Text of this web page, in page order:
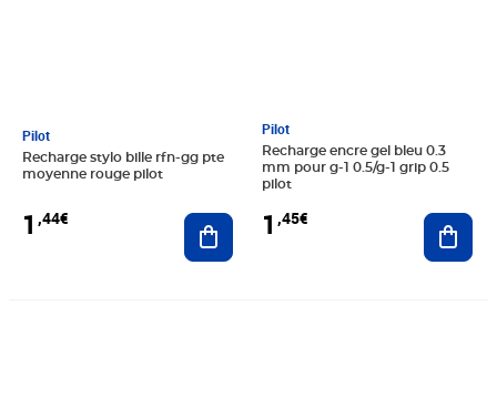
Pilot
Recharge stylo bille rfn-gg pte
moyenne rouge pilot
1 ,44€ Ajouter au panier
Pilot
Recharge encre gel bleu 0.3
mm pour g-1 0.5/g-1 grip 0.5
pilot
1 ,45€